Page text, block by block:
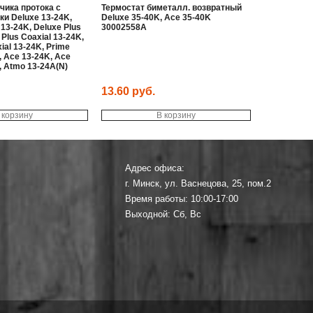
протока с
Deluxe 13-24K,
24K, Deluxe Plus
Coaxial 13-24K,
13-24K, Prime
Ace 13-24K, Ace
Atmo 13-24A(N)
Термостат биметалл. возвратный
Deluxe 35-40K, Ace 35-40K
30002558A
13.60 руб.
В корзину
Адрес офиса:
г. Минск, ул. Васнецова, 25, пом.2
Время работы: 10:00-17:00
Выходной: Сб, Вс